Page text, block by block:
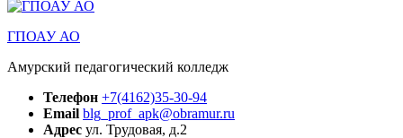
ГПОАУ АО
Амурский педагогический колледж
Телефон +7(4162)35-30-94
Email blg_prof_apk@obramur.ru
Адрес ул. Трудовая, д.2